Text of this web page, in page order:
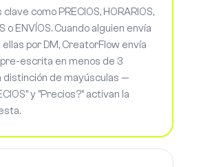
como PRECIOS, HORARIOS,
o ENVÍOS. Cuando alguien envía
por DM, CreatorFlow envía
escrita en menos de 3
distinción de mayúsculas —
y "Precios?" activan la